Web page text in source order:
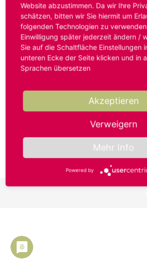
Anmelden
Benutzername oder E-Mail-Adresse*
Passwort*
Website abzustimmen. Da wir Ihre
schätzen, bitten wir Sie hiermit um
folgenden Technologien zu
Einwilligung später jederzeit ändern /
Sie auf die Schaltfläche Einstellungen
unteren Ecke der Seite klicken und in
Sprachen übersetzen
Akzeptieren
Verweigern
Mehr Info
Powered by